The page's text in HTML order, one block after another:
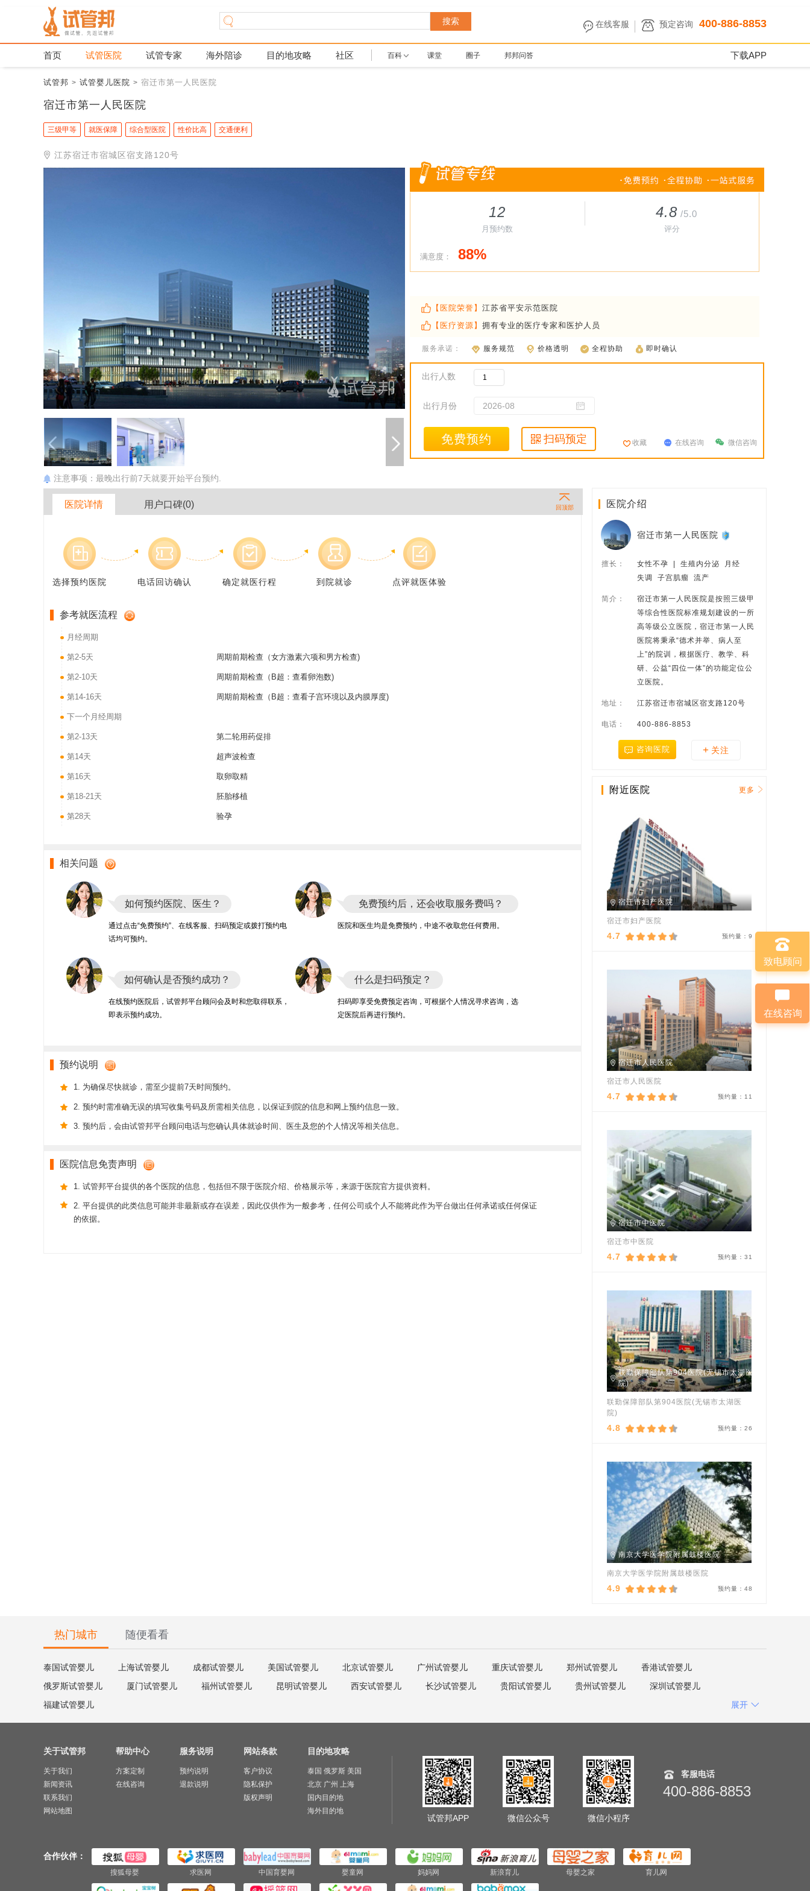
搜索 在线客服 预定咨询 400-886-8853
首页 试管医院 试管专家 海外陪诊 目的地攻略 社区 百科 课堂 圈子 邦邦问答 下载APP
试管邦 > 试管婴儿医院 > 宿迁市第一人民医院
宿迁市第一人民医院
三级甲等 就医保障 综合型医院 性价比高 交通便利
江苏宿迁市宿城区宿支路120号
注意事项：最晚出行前7天就要开始平台预约.
12
月预约数
4.8 /5.0
评分
满意度： 88%
【医院荣誉】 江苏省平安示范医院
【医疗资源】 拥有专业的医疗专家和医护人员
服务承诺： 服务规范 价格透明 全程协助 即时确认
出行人数
出行月份
免费预约 扫码预定 收藏 在线咨询 微信咨询
医院详情 用户口碑(0) 回顶部
选择预约医院 电话回访确认 确定就医行程 到院就诊 点评就医体验
参考就医流程
月经周期
第2-5天 周期前期检查（女方激素六项和男方检查)
第2-10天 周期前期检查（B超：查看卵泡数)
第14-16天 周期前期检查（B超：查看子宫环境以及内膜厚度)
下一个月经周期
第2-13天 第二轮用药促排
第14天 超声波检查
第16天 取卵取精
第18-21天 胚胎移植
第28天 验孕
相关问题
如何预约医院、医生？
通过点击“免费预约”、在线客服、扫码预定或拨打预约电
话均可预约。
免费预约后，还会收取服务费吗？
医院和医生均是免费预约，中途不收取您任何费用。
如何确认是否预约成功？
在线预约医院后，试管邦平台顾问会及时和您取得联系，
即表示预约成功。
什么是扫码预定？
扫码即享受免费预定咨询，可根据个人情况寻求咨询，选
定医院后再进行预约。
预约说明
1. 为确保尽快就诊，需至少提前7天时间预约。
2. 预约时需准确无误的填写收集号码及所需相关信息，以保证到院的信息和网上预约信息一致。
3. 预约后，会由试管邦平台顾问电话与您确认具体就诊时间、医生及您的个人情况等相关信息。
医院信息免责声明
1. 试管邦平台提供的各个医院的信息，包括但不限于医院介绍、价格展示等，来源于医院官方提供资料。
2. 平台提供的此类信息可能并非最新或存在误差，因此仅供作为一般参考，任何公司或个人不能将此作为平台做出任何承诺或任何保证
的依据。
医院介绍
宿迁市第一人民医院
擅长：
女性不孕  |  生殖内分泌  月经
失调  子宫肌瘤  流产
简介：
宿迁市第一人民医院是按照三级甲
等综合性医院标准规划建设的一所
高等级公立医院，宿迁市第一人民
医院将秉承“德术并举、病人至
上”的院训，根据医疗、教学、科
研、公益“四位一体”的功能定位公
立医院。
地址： 江苏宿迁市宿城区宿支路120号
电话： 400-886-8853
咨询医院 + 关注
附近医院 更多
宿迁市妇产医院
宿迁市妇产医院
4.7 预约量：9
宿迁市人民医院
宿迁市人民医院
4.7 预约量： 11
宿迁市中医院
宿迁市中医院
4.7 预约量：31
联勤保障部队第904医院(无锡市太湖医
院)
联勤保障部队第904医院(无锡市太湖医
院)
4.8 预约量：26
南京大学医学院附属鼓楼医院
南京大学医学院附属鼓楼医院
4.9 预约量：48
热门城市 随便看看
泰国试管婴儿 上海试管婴儿 成都试管婴儿 美国试管婴儿 北京试管婴儿 广州试管婴儿 重庆试管婴儿 郑州试管婴儿
香港试管婴儿
俄罗斯试管婴儿
厦门试管婴儿 福州试管婴儿 昆明试管婴儿 西安试管婴儿 长沙试管婴儿 贵阳试管婴儿 贵州试管婴儿
深圳试管婴儿
福建试管婴儿
展开
致电顾问
在线咨询
关于试管邦
关于我们
新闻资讯
联系我们
网站地图
帮助中心
方案定制
在线咨询
服务说明
预约说明
退款说明
网站条款
客户协议
隐私保护
版权声明
目的地攻略
泰国 俄罗斯 美国
北京 广州 上海
国内目的地
海外目的地
试管邦APP 微信公众号 微信小程序
客服电话
400-886-8853
合作伙伴：
搜狐母婴 求医网 中国育婴网 婴童网 妈妈网 新浪育儿 母婴之家 育儿网